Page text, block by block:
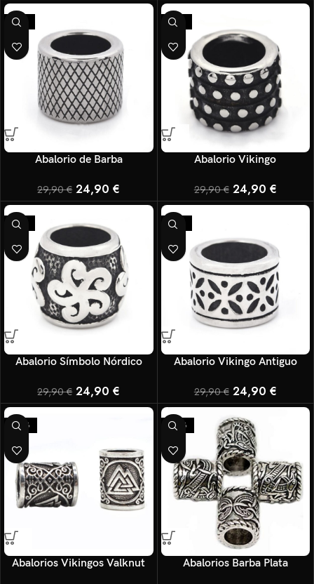
-17%
Abalorio de Barba
29,90€ 24,90€
-17%
Abalorio Vikingo
29,90€ 24,90 €
-17%
Abalorio Símbolo Nórdico
29,90€ 24,90€
-17%
Abalorio Vikingo Antiguo
29,90€ 24,90 €
-25%
Abalorios Vikingos Valknut
-25%
Abalorios Barba Plata